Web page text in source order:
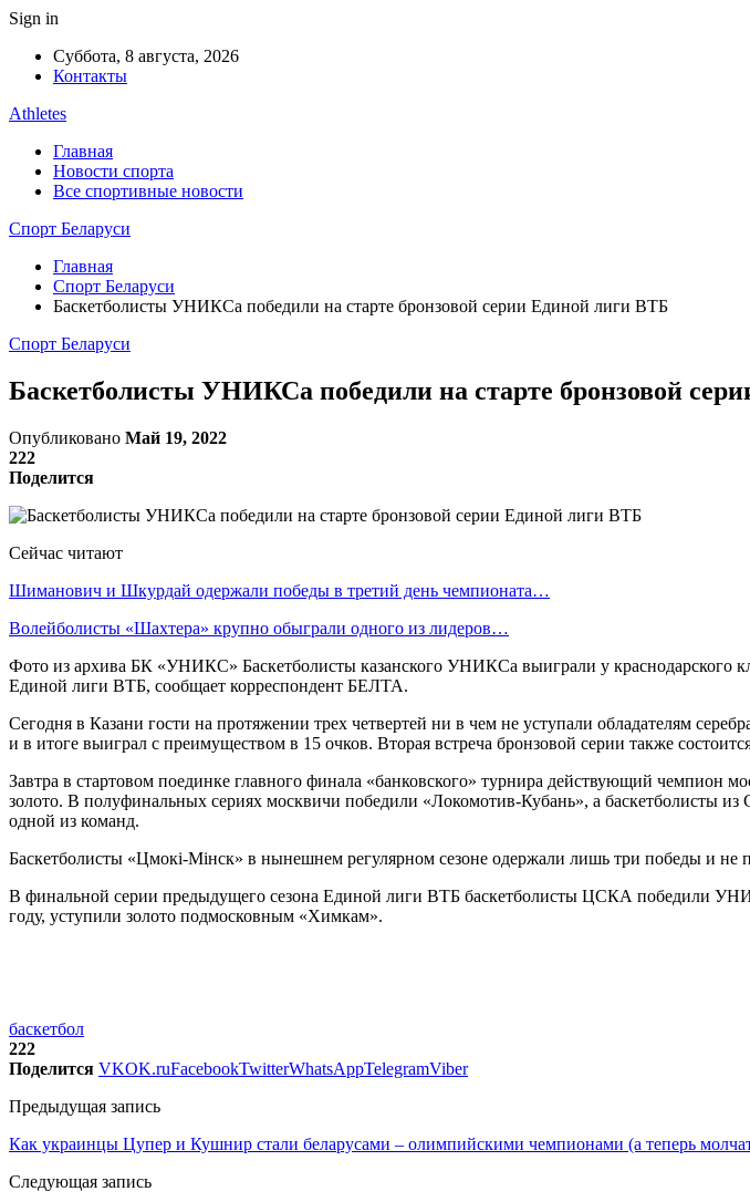
Sign in
Суббота, 8 августа, 2026
Контакты
Athletes
Главная
Новости спорта
Все спортивные новости
Спорт Беларуси
Главная
Спорт Беларуси
Баскетболисты УНИКСа победили на старте бронзовой серии Единой лиги ВТБ
Спорт Беларуси
Баскетболисты УНИКСа победили на старте бронзовой
Опубликовано Май 19, 2022
222
Поделится
Сейчас читают
Шиманович и Шкурдай одержали победы в третий день чемпионата…
Волейболисты «Шахтера» крупно обыграли одного из лидеров…
Фото из архива БК «УНИКС» Баскетболисты казанского УНИКСа выиграли у краснодарского
Единой лиги ВТБ, сообщает корреспондент БЕЛТА.
Сегодня в Казани гости на протяжении трех четвертей ни в чем не уступали обладателям
и в итоге выиграл с преимуществом в 15 очков. Вторая встреча бронзовой серии также
Завтра в стартовом поединке главного финала «банковского» турнира действующий
золото. В полуфинальных сериях москвичи победили «Локомотив-Кубань», а баскетболисты
одной из команд.
Баскетболисты «Цмокi-Мiнск» в нынешнем регулярном сезоне одержали лишь три победы и не
В финальной серии предыдущего сезона Единой лиги ВТБ баскетболисты ЦСКА победили
году, уступили золото подмосковным «Химкам».
баскетбол
222
Поделится VKOK.ruFacebookTwitterWhatsAppTelegramViber
Предыдущая запись
Как украинцы Цупер и Кушнир стали беларусами – олимпийскими чемпионами (а теперь
Следующая запись